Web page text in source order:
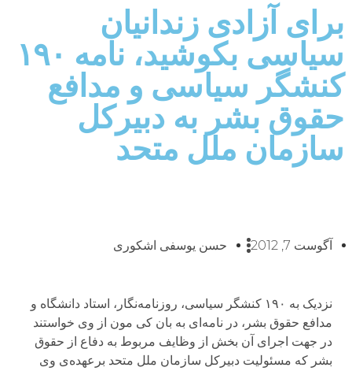
برای آزادی زندانيان
سياسی بکوشيد، نامه ۱۹۰
کنشگر سياسی و مدافع
حقوق بشر به دبيرکل
سازمان ملل متحد
آگوست 7, 2012 حسن یوسفی اشکوری
نزديک به ۱۹۰ کنشگر سياسی، روزنامه‌نگار، استاد دانشگاه و
مدافع حقوق بشر، در نامه‌ای به بان کی مون از وی خواستند
در جهت اجرای آن بخش از وظايف مربوط به دفاع از حقوق‌
بشر که مسئوليت دبيرکل سازمان ملل‌ متحد برعهده‌ی وی